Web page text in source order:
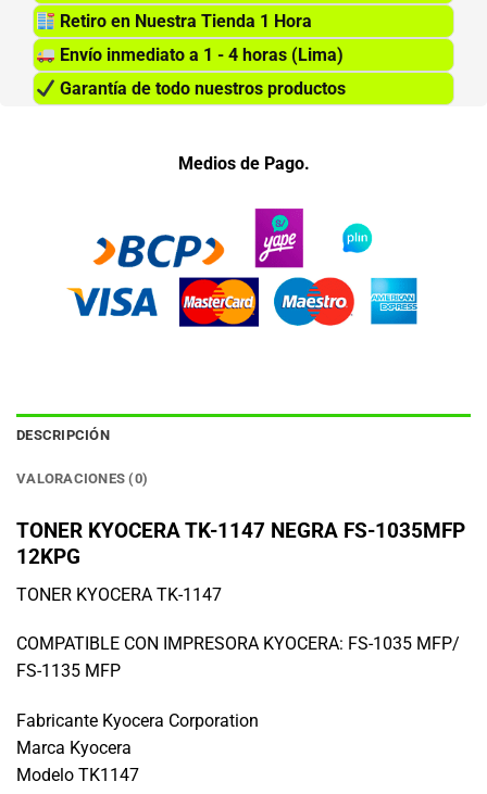
Retiro en Nuestra Tienda 1 Hora
Envío inmediato a 1 - 4 horas (Lima)
Garantía de todo nuestros productos
Medios de Pago.
DESCRIPCIÓN
VALORACIONES (0)
TONER KYOCERA TK-1147 NEGRA FS-1035MFP
12KPG
TONER KYOCERA TK-1147
COMPATIBLE CON IMPRESORA KYOCERA: FS-1035 MFP/
FS-1135 MFP
Fabricante Kyocera Corporation
Marca Kyocera
Modelo TK1147